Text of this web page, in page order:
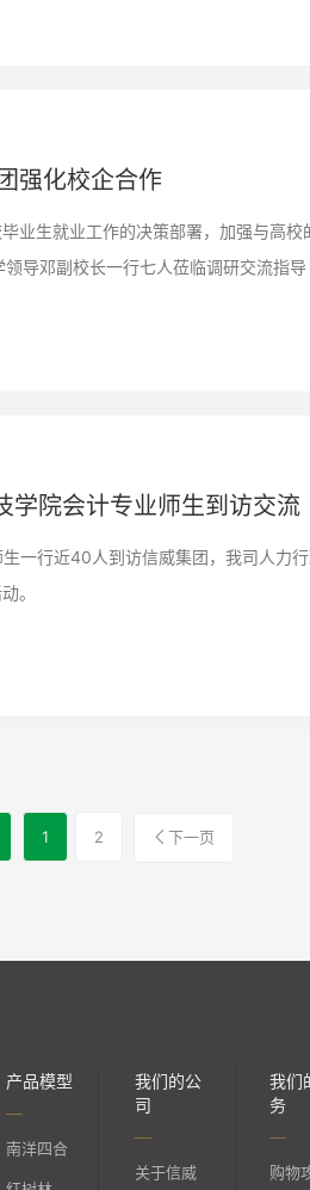
强化校企合作
业生就业工作的决策部署，加强与高
导邓副校长一行七人莅临调研交流指导
院会计专业师生到访交流
一行近40人到访信威集团，我司人力
。
1 2 下一页
产品模型
南洋四合
我们的公
司
关于信威
我们
务
购物